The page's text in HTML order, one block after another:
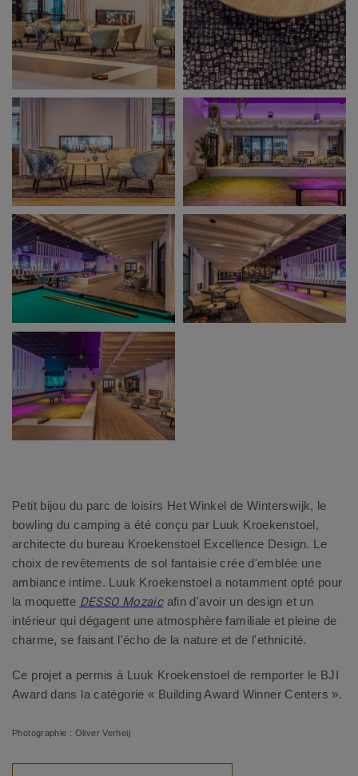
Petit bijou du parc de loisirs Het Winkel de Winterswijk, le
bowling du camping a été conçu par Luuk Kroekenstoel,
architecte du bureau Kroekenstoel Excellence Design. Le
choix de revêtements de sol fantaisie crée d'emblée une
ambiance intime. Luuk Kroekenstoel a notamment opté pour
la moquette DESSO Mozaicafin d'avoir un design et un
intérieur qui dégagent une atmosphère familiale et pleine de
charme, se faisant l'écho de la nature et de l'ethnicité.
Ce projet a permis à Luuk Kroekenstoel de remporter le BJI
Awarddans la catégorie« Building Award Winner Centers ».
Photographie : Oliver Verheij